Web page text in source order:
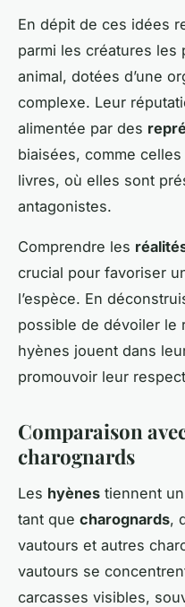
En dépit de ces idées
parmi les créatures les
animal, dotées d’une
complexe. Leur
alimentée par des
biaisées, comme
livres, où elles sont
antagonistes.
Comprendre les
crucial pour favoriser
l’espèce. En
possible de dévoiler le
hyènes jouent dans
promouvoir leur
Comparaison
charognards
Les hyènes tiennent
tant que charognards,
vautours et autres
vautours se
carcasses visibles,